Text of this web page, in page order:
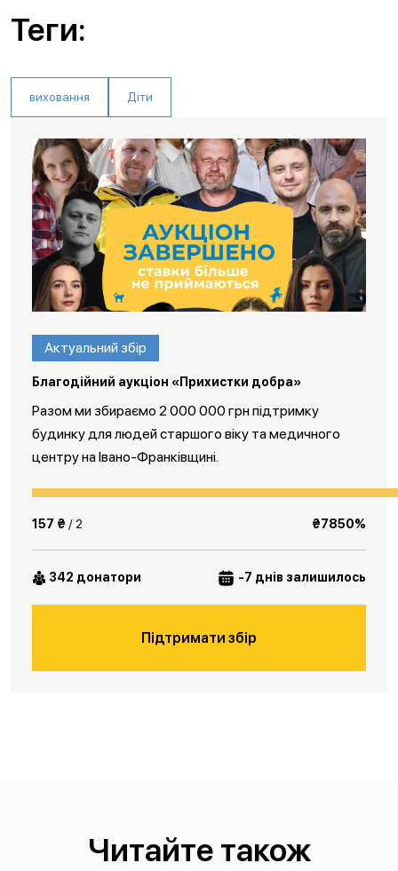
Теги:
виховання Діти
Актуальний збір
Благодійний аукціон «Прихистки добра»
Разом ми збираємо 2 000 000 грн підтримку
будинку для людей старшого віку та медичного
центру на Івано-Франківщині.
157 ₴ / 2 ₴7850%
342 донатори -7 днів залишилось
Підтримати збір
Читайте також